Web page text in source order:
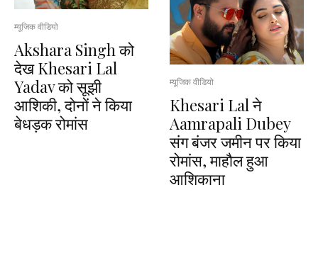
म्यूजिक वीडियो
Akshara Singh को
देख Khesari Lal
Yadav को सूझी
आशिकी, दोनों ने किया
बेधड़क रोमांस
म्यूजिक वीडियो
Khesari Lal ने
Aamrapali Dubey
संग बंजर जमीन पर किया
रोमांस, माहौल हुआ
आशिकाना